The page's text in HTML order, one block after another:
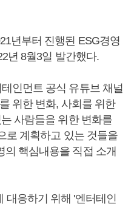
년부터 진행된 ESG경영
년 8월3일 발간했다.
인먼트 공식 유튜브 채널
위한 변화, 사회를 위한
사람들을 위한 변화를
로 계획하고 있는 것들을
의 핵심내용을 직접 소개
대응하기 위해 '엔터테인